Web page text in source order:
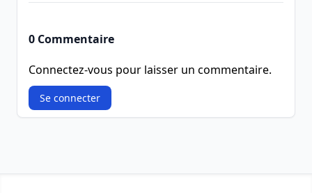
0 Commentaire
Connectez-vous pour laisser un commentaire.
Se connecter